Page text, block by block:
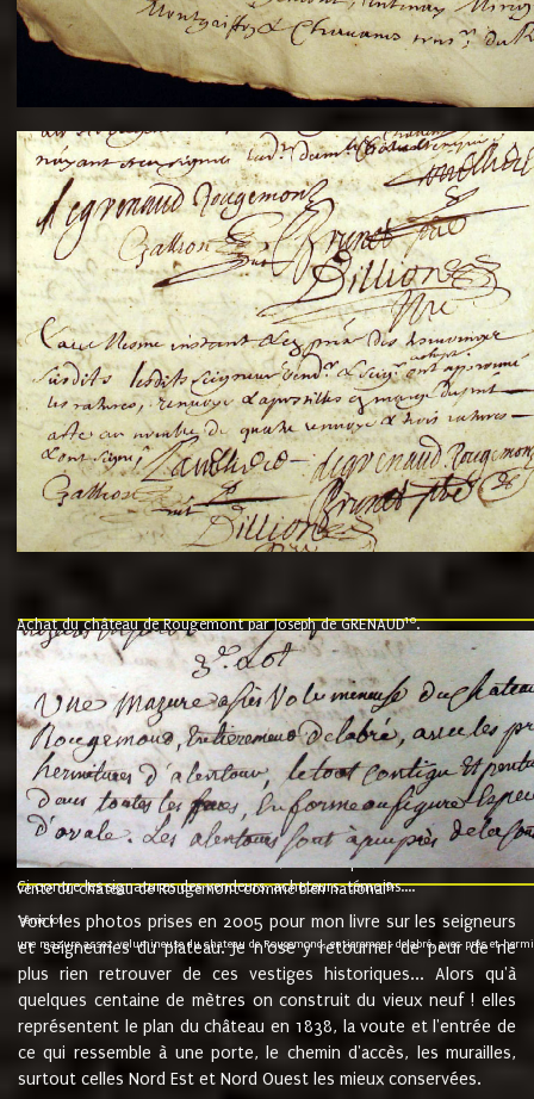
Achat du château de Rougemont par Joseph de GRENAUD10.
"l'an mil six cent soixante treze le ving neuvième jour du mois de
nommé fut présent Messire Claude Guillaume de Moyriat chevalier baron
vend, purement simplement et irrevocablement a monseigneur monsieur
et chavannes conseiller du roy au parlement de Bourgogne, present et
que le dit seigneur Baron de la Vellière a sur ses hommes, indivisables et
de la Velliere tout ainsi et comme le dit seigneur Baron et ses
présent......"
suivent les rentes, donation des terriers, etc... au prix de 880 livre louis
Ci contre les signatures des vendeurs, acheteurs, témoins....
vente du château de Rougemont comme bien national9.
"3ème lot
une mazure assez volumineuse du chateau de Rougemond, entierement delabré, avec près et
Voici les photos prises en 2005 pour mon livre sur les seigneurs
et seigneuries du plateau. Je n'ose y retourner de peur de ne
plus rien retrouver de ces vestiges historiques... Alors qu'à
quelques centaine de mètres on construit du vieux neuf ! elles
représentent le plan du château en 1838, la voute et l'entrée de
ce qui ressemble à une porte, le chemin d'accès, les murailles,
surtout celles Nord Est et Nord Ouest les mieux conservées.